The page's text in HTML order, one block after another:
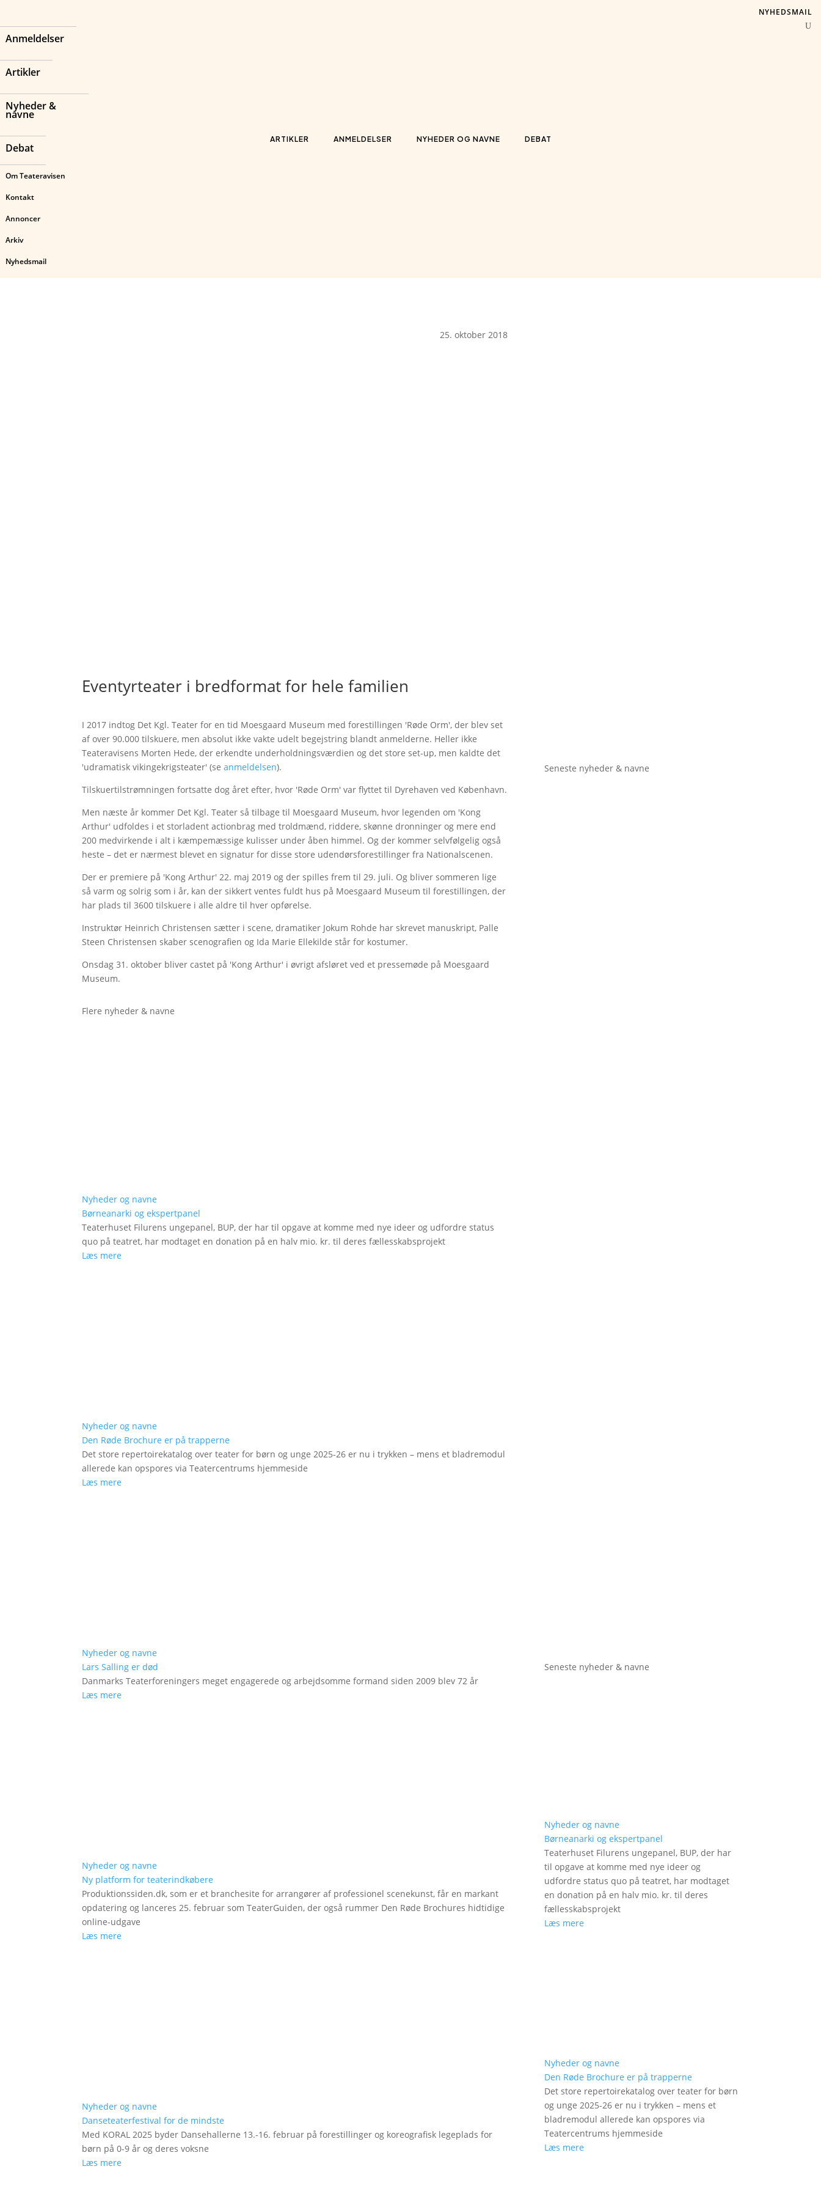
Anmeldelser
Artikler
Nyheder &
navne
Debat
Om Teateravisen
Kontakt
Annoncer
Arkiv
Nyhedsmail
ARTIKLER ANMELDELSER NYHEDER OG NAVNE DEBAT
NYHEDSMAIL
25. oktober 2018
Eventyrteater i bredformat for hele familien
I 2017 indtog Det Kgl. Teater for en tid Moesgaard Museum med forestillingen 'Røde Orm', der blev set
af over 90.000 tilskuere, men absolut ikke vakte udelt begejstring blandt anmelderne. Heller ikke
Teateravisens Morten Hede, der erkendte underholdningsværdien og det store set-up, men kaldte det
'udramatisk vikingekrigsteater' (seanmeldelsen).
Tilskuertilstrømningen fortsatte dog året efter, hvor 'Røde Orm' var flyttet til Dyrehaven ved København.
Men næste år kommer Det Kgl. Teater så tilbage til Moesgaard Museum, hvor legenden om 'Kong
Arthur' udfoldes i et storladent actionbrag med troldmænd, riddere, skønne dronninger og mere end
200 medvirkende i alt i kæmpemæssige kulisser under åben himmel. Og der kommer selvfølgelig også
heste – det er nærmest blevet en signatur for disse store udendørsforestillinger fra Nationalscenen.
Der er premiere på 'Kong Arthur' 22. maj 2019 og der spilles frem til 29. juli. Og bliver sommeren lige
så varm og solrig som i år, kan der sikkert ventes fuldt hus på Moesgaard Museum til forestillingen, der
har plads til 3600 tilskuere i alle aldre til hver opførelse.
Instruktør Heinrich Christensen sætter i scene, dramatiker Jokum Rohde har skrevet manuskript, Palle
Steen Christensen skaber scenografien og Ida Marie Ellekilde står for kostumer.
Onsdag 31. oktober bliver castet på 'Kong Arthur' i øvrigt afsløret ved et pressemøde på Moesgaard
Museum.
Flere nyheder & navne
Nyheder og navne
Børneanarki og ekspertpanel
Teaterhuset Filurens ungepanel, BUP, der har til opgave at komme med nye ideer og udfordre status
quo på teatret, har modtaget en donation på en halv mio. kr. til deres fællesskabsprojekt
Læs mere
Nyheder og navne
Den Røde Brochure er på trapperne
Det store repertoirekatalog over teater for børn og unge 2025-26 er nu i trykken – mens et bladremodul
allerede kan opspores via Teatercentrums hjemmeside
Læs mere
Nyheder og navne
Lars Salling er død
Danmarks Teaterforeningers meget engagerede og arbejdsomme formand siden 2009 blev 72 år
Læs mere
Nyheder og navne
Ny platform for teaterindkøbere
Produktionssiden.dk, som er et branchesite for arrangører af professionel scenekunst, får en markant
opdatering og lanceres 25. februar som TeaterGuiden, der også rummer Den Røde Brochures hidtidige
online-udgave
Læs mere
Nyheder og navne
Danseteaterfestival for de mindste
Med KORAL 2025 byder Dansehallerne 13.-16. februar på forestillinger og koreografisk legeplads for
børn på 0-9 år og deres voksne
Læs mere
Seneste nyheder & navne
Seneste nyheder & navne
Nyheder og navne
Børneanarki og ekspertpanel
Teaterhuset Filurens ungepanel, BUP, der har
til opgave at komme med nye ideer og
udfordre status quo på teatret, har modtaget
en donation på en halv mio. kr. til deres
fællesskabsprojekt
Læs mere
Nyheder og navne
Den Røde Brochure er på trapperne
Det store repertoirekatalog over teater for børn
og unge 2025-26 er nu i trykken – mens et
bladremodul allerede kan opspores via
Teatercentrums hjemmeside
Læs mere